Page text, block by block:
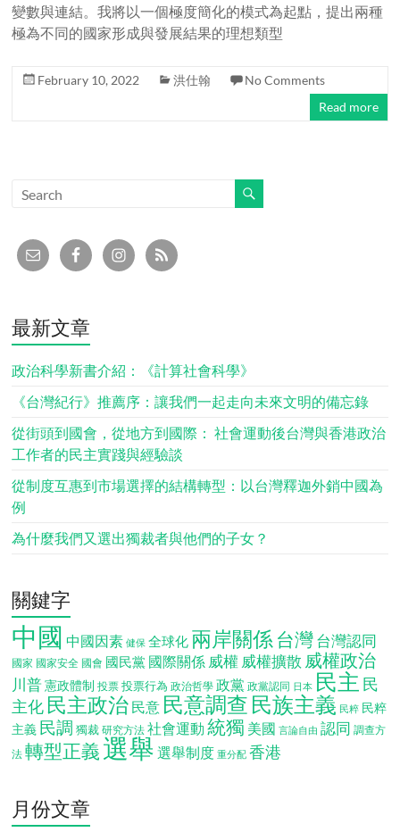
變數與連結。我將以一個極度簡化的模式為起點，提出兩種
極為不同的國家形成與發展結果的理想類型
February 10, 2022 洪仕翰
No Comments
Read more
最新文章
政治科學新書介紹：《計算社會科學》
《台灣紀行》推薦序：讓我們一起走向未來文明的備忘錄
從街頭到國會，從地方到國際： 社會運動後台灣與香港政治
工作者的民主實踐與經驗談
從制度互惠到市場選擇的結構轉型：以台灣釋迦外銷中國為
例
為什麼我們又選出獨裁者與他們的子女？
關鍵字
中國 中國因素 健保 全球化 兩岸關係 台灣台灣認同
國家 國家安全 國會 國民黨 國際關係 威權 威權擴散 威權政治
川普 憲政體制 投票 投票行為 政治哲學 政黨 政黨認同 日本 民主 民
主化 民主政治 民意 民意調查 民族主義 民粹 民粹
主義 民調 獨裁 研究方法 社會運動 統獨 美國 言論自由 認同 調查方
法 轉型正義 選舉 選舉制度 重分配 香港
月份文章